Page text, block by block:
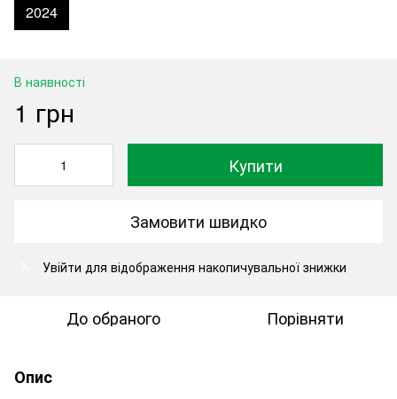
2024
В наявності
1 грн
Купити
Замовити швидко
Увійти для відображення накопичувальної знижки
До обраного Порівняти
Опис